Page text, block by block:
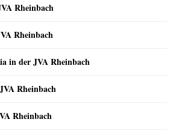
Rheinbach
Rheinbach
in der JVA Rheinbach
Rheinbach
Rheinbach